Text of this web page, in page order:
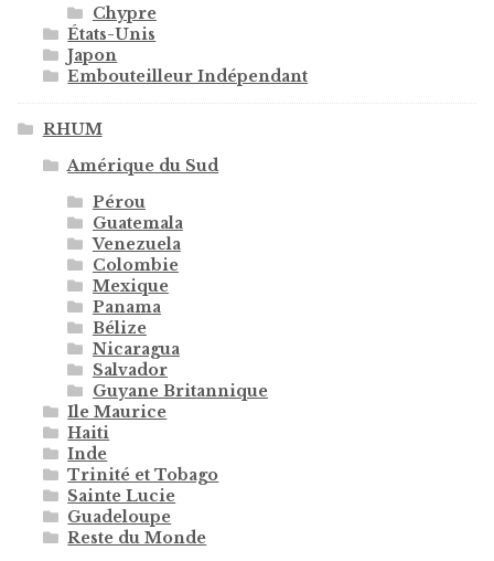
Chypre
États-Unis
Japon
Embouteilleur Indépendant
RHUM
Amérique du Sud
Pérou
Guatemala
Venezuela
Colombie
Mexique
Panama
Bélize
Nicaragua
Salvador
Guyane Britannique
Ile Maurice
Haiti
Inde
Trinité et Tobago
Sainte Lucie
Guadeloupe
Reste du Monde